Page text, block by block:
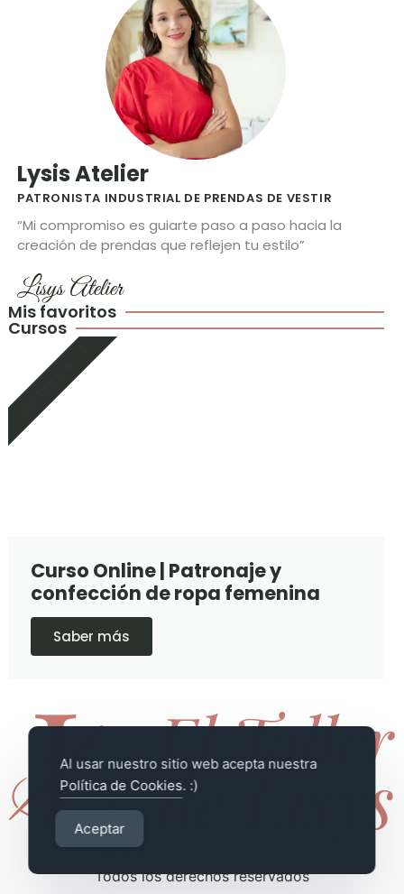
Lysis Atelier
PATRONISTA INDUSTRIAL DE PRENDAS DE VESTIR
“Mi compromiso es guiarte paso a paso hacia la
creación de prendas que reflejen tu estilo”
Mis favoritos
Cursos
Curso Online | Patronaje y
confección de ropa femenina
Saber más
AHORRA $211
Todos los derechos reservados
Al usar nuestro sitio web acepta nuestra
Política de Cookies. :)
Aceptar